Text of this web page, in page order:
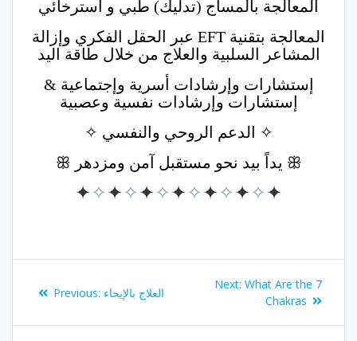
المعالجة بالمساج (تدليك) طبي و استرخائي
المعالجة بتقنية EFT عبر الحقل الفكري وإزالة
المشاعر السلبية والعلاج من خلال طاقة اليد
إستشارات وإرشادات أسرية وإجتماعية &
إستشارات وإرشادات نفسية وعصبية
✧ الدعم الروحي والنفسي ✧
ꕥ يداً بيد نحو مستقبل آمن ومزدهر ꕥ
✦
✧
✦
✧
✦
✧
✦
✧
✦
✧
✦
✧
✦
navigation
Previous: Previous
العلاج بالإيحاء
Next: Next
post:
What Are the 7
Chakras